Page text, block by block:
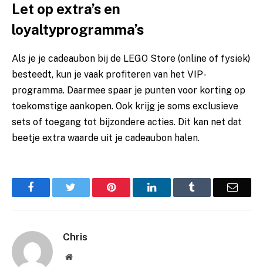
Let op extra’s en
loyaltyprogramma’s
Als je je cadeaubon bij de LEGO Store (online of fysiek)
besteedt, kun je vaak profiteren van het VIP-
programma. Daarmee spaar je punten voor korting op
toekomstige aankopen. Ook krijg je soms exclusieve
sets of toegang tot bijzondere acties. Dit kan net dat
beetje extra waarde uit je cadeaubon halen.
Facebook Pinterest LinkedIn Email
Chris
Website